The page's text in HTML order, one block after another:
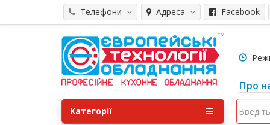
Телефони Адреса Facebook
Про
Категорії